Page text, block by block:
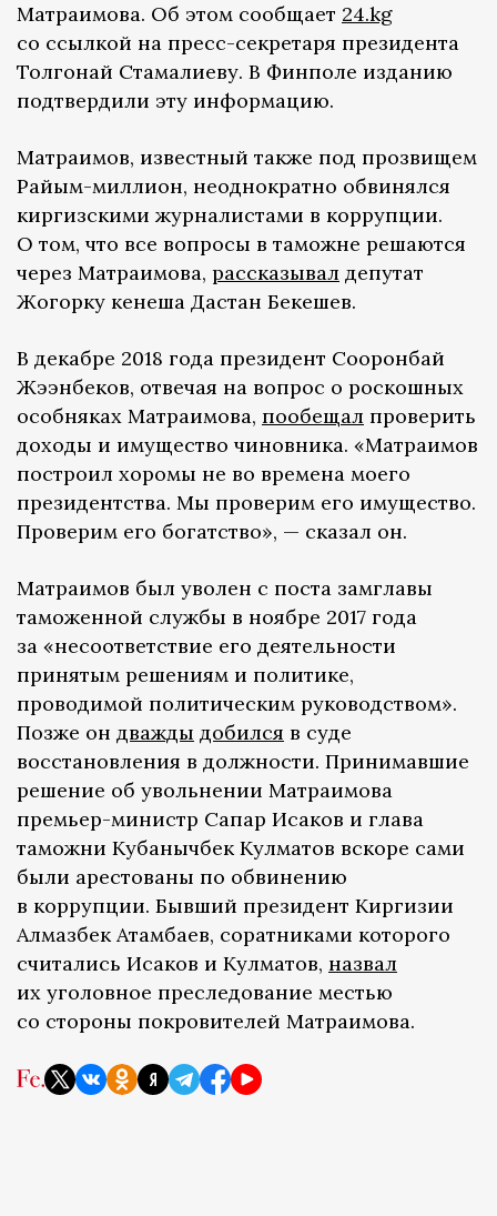
Матраимова. Об этом сообщает 24.kg
со ссылкой на пресс-секретаря президента
Толгонай Стамалиеву. В Финполе изданию
подтвердили эту информацию.
Матраимов, известный также под прозвищем
Райым-миллион, неоднократно обвинялся
киргизскими журналистами в коррупции.
О том, что все вопросы в таможне решаются
через Матраимова, рассказывал депутат
Жогорку кенеша Дастан Бекешев.
В декабре 2018 года президент Сооронбай
Жээнбеков, отвечая на вопрос о роскошных
особняках Матраимова, пообещал проверить
доходы и имущество чиновника. «Матраимов
построил хоромы не во времена моего
президентства. Мы проверим его имущество.
Проверим его богатство», — сказал он.
Матраимов был уволен с поста замглавы
таможенной службы в ноябре 2017 года
за «несоответствие его деятельности
принятым решениям и политике,
проводимой политическим руководством».
Позже он дважды добился в суде
восстановления в должности. Принимавшие
решение об увольнении Матраимова
премьер-министр Сапар Исаков и глава
таможни Кубанычбек Кулматов вскоре сами
были арестованы по обвинению
в коррупции. Бывший президент Киргизии
Алмазбек Атамбаев, соратниками которого
считались Исаков и Кулматов, назвал
их уголовное преследование местью
со стороны покровителей Матраимова.